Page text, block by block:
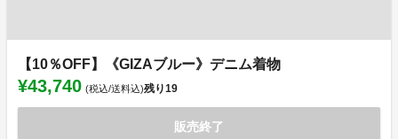
【10％OFF】《GIZAブルー》デニム着物
¥43,740 (税込/送料込)残り19
販売終了